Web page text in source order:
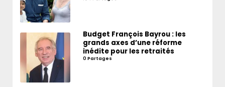
Budget François Bayrou : les
grands axes d’une réforme
inédite pour les retraités
0 Partages